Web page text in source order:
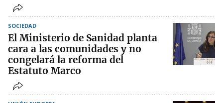
SOCIEDAD
El Ministerio de Sanidad planta
cara a las comunidades y no
congelará la reforma del
Estatuto Marco